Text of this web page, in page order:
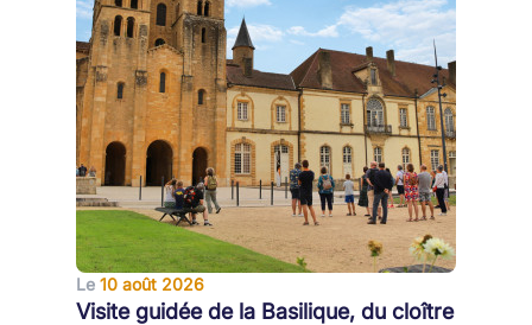
Le 10 août 2026
Visite guidée de la Basilique, du cloître